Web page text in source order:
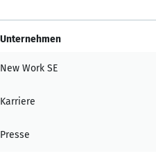
Unternehmen
New Work SE
Karriere
Presse